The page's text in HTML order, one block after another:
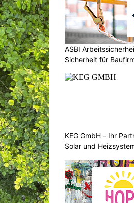
ASBI
Sicherheit für
KEG GmbH – Ihr
Solar und